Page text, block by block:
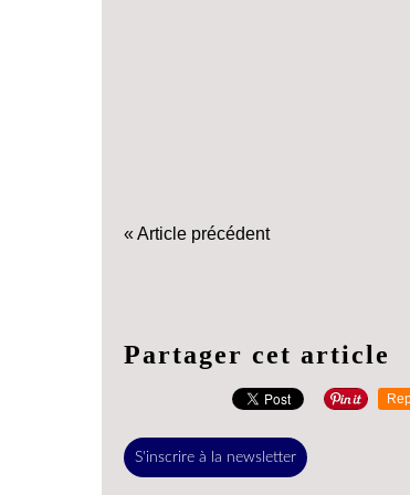
« Article précédent
Partager cet article
S'inscrire à la newsletter